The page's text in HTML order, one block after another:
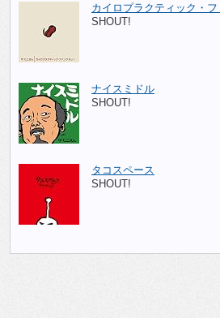
カイロプラクティック・フ
SHOUT!
ナイスミドル
SHOUT!
タコスペース
SHOUT!